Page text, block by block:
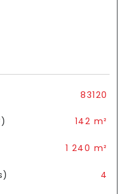
83120
142 m²
1 240 m²
4